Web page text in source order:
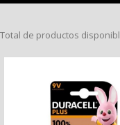
Total de productos